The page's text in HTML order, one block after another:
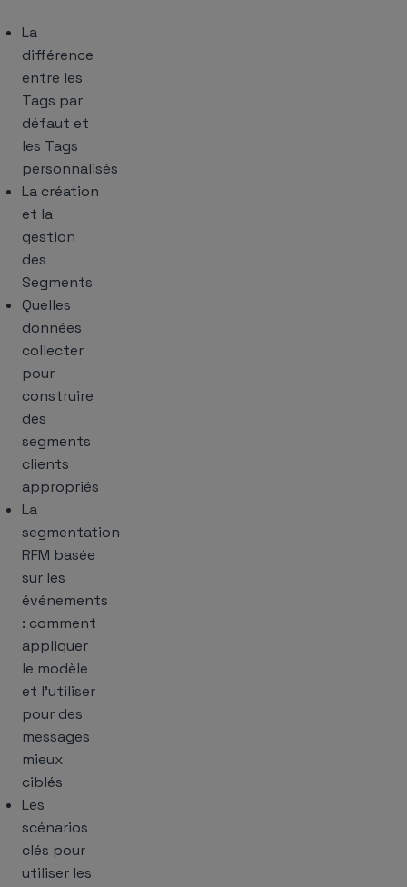
La
différence
entre les
Tags par
défaut et
les Tags
personnalisés
La création
et la
gestion
des
Segments
Quelles
données
collecter
pour
construire
des
segments
clients
appropriés
La
segmentation
RFM basée
sur les
événements
: comment
appliquer
le modèle
et l’utiliser
pour des
messages
mieux
ciblés
Les
scénarios
clés pour
utiliser les